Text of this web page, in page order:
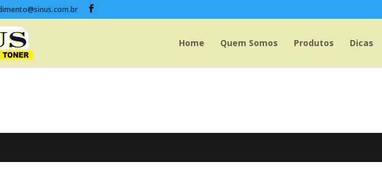
Home Quem Somos Produtos Dicas